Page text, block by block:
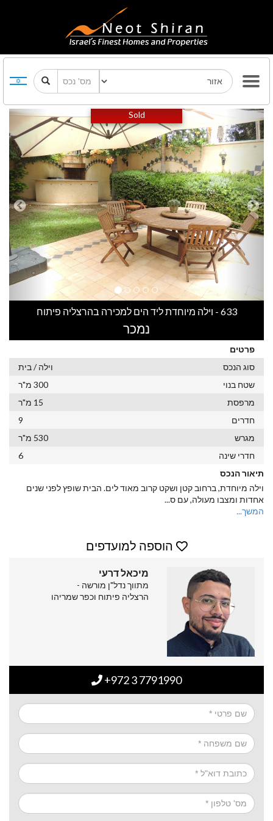
Sold
Previous Next
633 - וילה מיוחדת ליד הים למכירה בהרצליה פיתוח
נמכר
פרטים
סוג הנכס
וילה / בית
שטח בנוי
300 מ"ר
מרפסת
15 מ"ר
חדרים
9
מגרש
530 מ"ר
חדרי שינה
6
תיאור הנכס
וילה מיוחדת, ברחוב קטן ושקט קרוב מאוד לים. הבית שופץ לפני שנים
אחדות ומצבו מעולה, עם ס...
המשך...
הוספה למועדפים
מיכאל דרעי
מתווך נדל"ן מורשה -
הרצליה פיתוח וכפר שמריהו
+972 3 7791990